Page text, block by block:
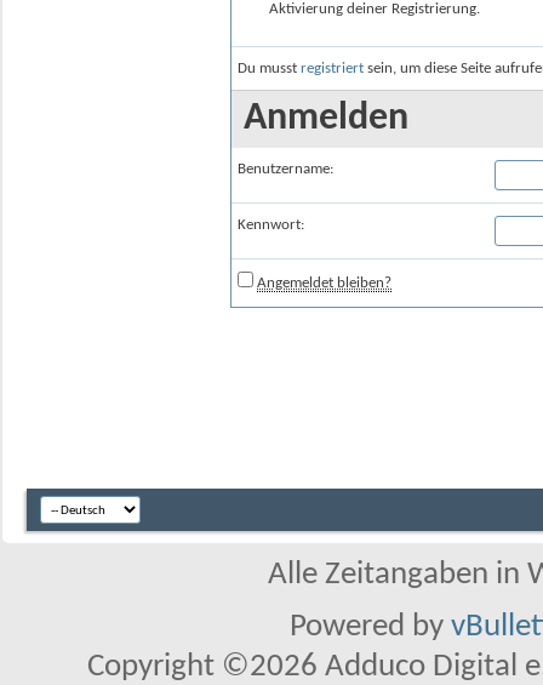
Aktivierung deiner Registrierung.
Du musst registriert sein, um diese Seite
Anmelden
Benutzername:
Kennwort:
Angemeldet bleiben?
Alle Zeitangaben in
Powered by
Copyright ©2026 Adduco Digital